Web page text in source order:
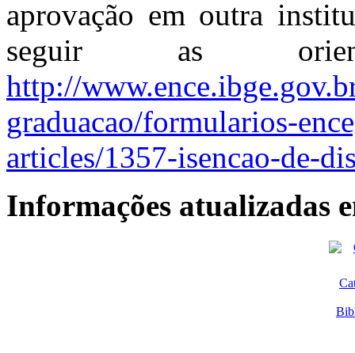
aprovação em outra
seguir as
http://
graduacao/formularios-
articles/1357-isencao-de-
Informações atualizadas